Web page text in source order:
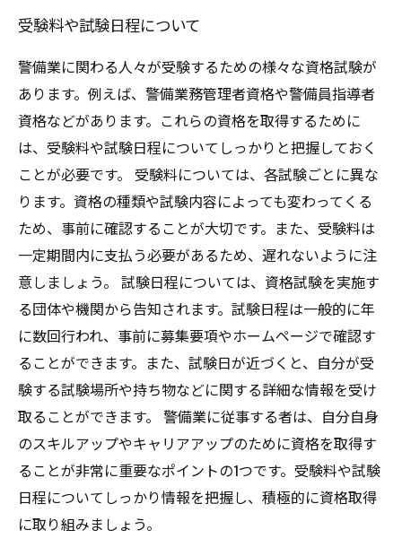
受験料や試験日程について
警備業に関わる人々が受験するための様々な資格試験が
あります。例えば、警備業務管理者資格や警備員指導者
資格などがあります。これらの資格を取得するために
は、受験料や試験日程についてしっかりと把握しておく
ことが必要です。 受験料については、各試験ごとに異な
ります。資格の種類や試験内容によっても変わってくる
ため、事前に確認することが大切です。また、受験料は
一定期間内に支払う必要があるため、遅れないように注
意しましょう。 試験日程については、資格試験を実施す
る団体や機関から告知されます。試験日程は一般的に年
に数回行われ、事前に募集要項やホームページで確認す
ることができます。また、試験日が近づくと、自分が受
験する試験場所や持ち物などに関する詳細な情報を受け
取ることができます。 警備業に従事する者は、自分自身
のスキルアップやキャリアアップのために資格を取得す
ることが非常に重要なポイントの1つです。受験料や試験
日程についてしっかり情報を把握し、積極的に資格取得
に取り組みましょう。